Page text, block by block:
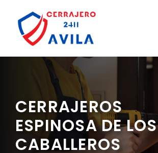
contenido
CERRAJEROS
ESPINOSA DE LOS
CABALLEROS